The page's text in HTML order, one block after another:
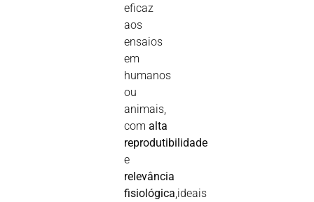
eficaz
aos
ensaios
em
humanos
ou
animais,
comalta
reprodutibilidade
e
relevância
fisiológica ideais